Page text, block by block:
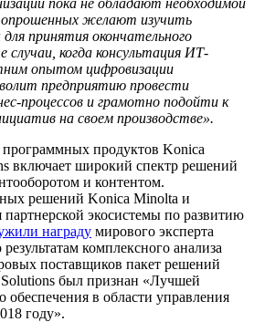
опрошенных желают изучить
принятия окончательного
когда консультация ИТ-
опытом цифровизации
предприятию провести
процессов и грамотно подойти к
на своем производстве».
продуктов Konica
включает широкий спектр решений
и контентом.
решений Konica Minolta и
экосистемы по развитию
награду мирового эксперта
комплексного анализа
поставщиков пакет решений
был признан «Лучшей
в области управления
году».